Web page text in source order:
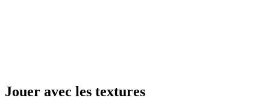
Jouer avec les textures